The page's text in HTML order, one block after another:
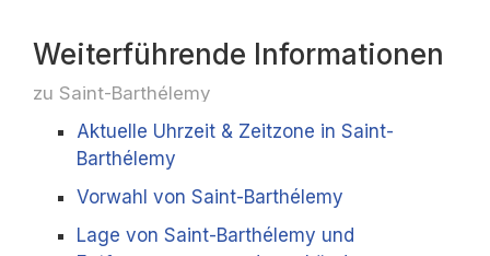
Weiterführende Informationen
zu Saint-Barthélemy
Aktuelle Uhrzeit & Zeitzone in Saint-
Barthélemy
Vorwahl von Saint-Barthélemy
Lage von Saint-Barthélemy und